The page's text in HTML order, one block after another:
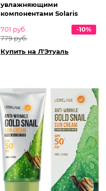
увлажняющими
компонентами Solaris
701 руб.
779 руб.
-10%
Купить на Л'Этуаль